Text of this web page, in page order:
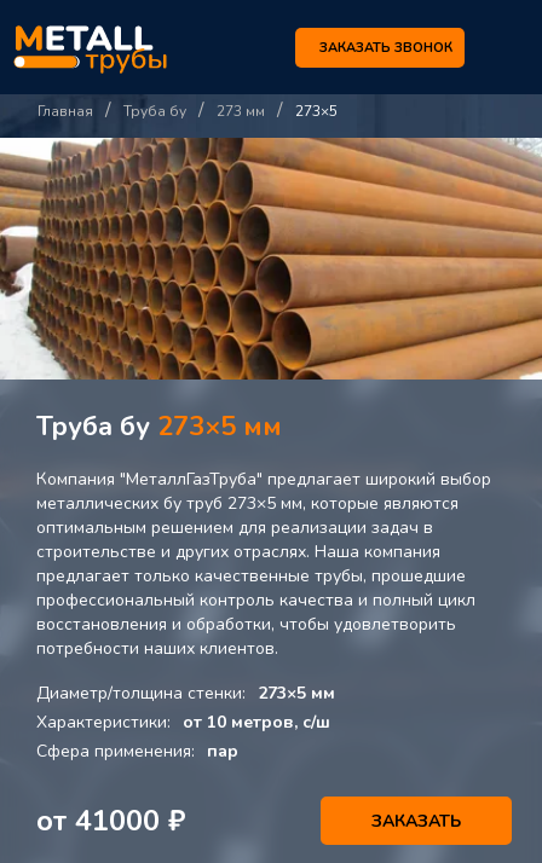
ЗАКАЗАТЬ ЗВОНОК
Главная / Труба бу / 273 мм / 273×5
Труба бу 273×5 мм
Компания "МеталлГазТруба" предлагает широкий выбор
металлических бу труб 273×5 мм, которые являются
оптимальным решением для реализации задач в
строительстве и других отраслях. Наша компания
предлагает только качественные трубы, прошедшие
профессиональный контроль качества и полный цикл
восстановления и обработки, чтобы удовлетворить
потребности наших клиентов.
Диаметр/толщина стенки:
273×5 мм
Характеристики:
от 10 метров, с/ш
Сфера применения:
пар
от 41000 ₽ ЗАКАЗАТЬ